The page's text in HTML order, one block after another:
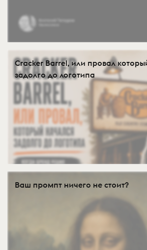
Cracker Barrel, или провал
задолго до логотипа
Ваш промпт ничего не стоит?